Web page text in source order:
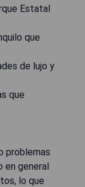
Estatal
que
de lujo y
que
problemas
en general
lo que